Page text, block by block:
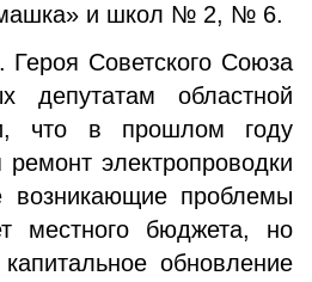
и школ № 2, № 6.
Советского Союза
депутатам областной
что в прошлом году
электропровод­ки
возникающие проблемы
местного бюджета, но
обновление